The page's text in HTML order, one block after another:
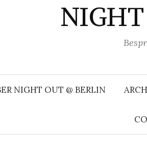
NIGHT OUT @ BERLIN